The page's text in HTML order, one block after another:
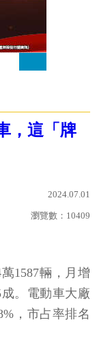
，這「牌
2024.07.01
瀏覽數： 10409
1587輛，月增
。電動車大廠
，市占率排名